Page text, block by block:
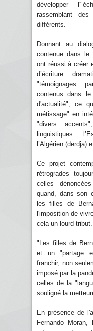
développer
rassemblant
différents.
Donnant au
contenue dans le
ont réussi à créer
d’écriture
"témoignages
contenus dans
d'actualité", ce
métissage" en
"divers
linguistiques:
l’Algérien (derdja)
Ce projet
rétrogrades
celles
quand, dans son
les filles de
l'imposition de
cela un lourd tribut.
"Les filles de
et un "partage
franchir, non
imposé par la
celles de la
souligné la
En présence de
Fernando